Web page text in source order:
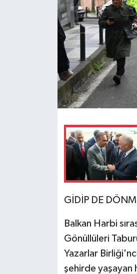
GİDİP DE
Balkan Harbi
Gönüllüleri
Yazarlar
şehirde yaşayan